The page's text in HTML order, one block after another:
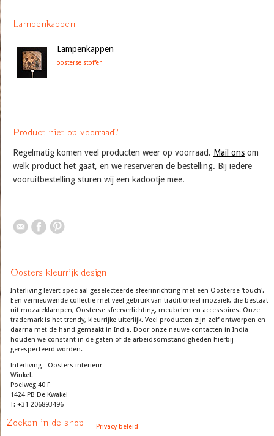
Lampenkappen
Lampenkappen
oosterse stoffen
Product niet op voorraad?
Regelmatig komen veel producten weer op voorraad. Mail ons om
welk product het gaat, en we reserveren de bestelling. Bij iedere
vooruitbestelling sturen wij een kadootje mee.
Oosters kleurrijk design
Interliving levert speciaal geselecteerde sfeerinrichting met een Oosterse 'touch'.
Een vernieuwende collectie met veel gebruik van traditioneel mozaiek, die bestaat
uit mozaieklampen, Oosterse sfeerverlichting, meubelen en accessoires. Onze
trademark is het trendy, kleurrijke uiterlijk. Veel producten zijn zelf ontworpen en
daarna met de hand gemaakt in India. Door onze nauwe contacten in India
houden we constant in de gaten of de arbeidsomstandigheden hierbij
gerespecteerd worden.
Interliving - Oosters interieur
Winkel:
Poelweg 40 F
1424 PB De Kwakel
T: +31 206893496
Zoeken in de shop Privacy beleid